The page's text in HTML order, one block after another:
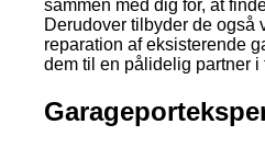
sammen med dig for, at
Derudover tilbyder de også
reparation af eksisterende
dem til en pålidelig partner i